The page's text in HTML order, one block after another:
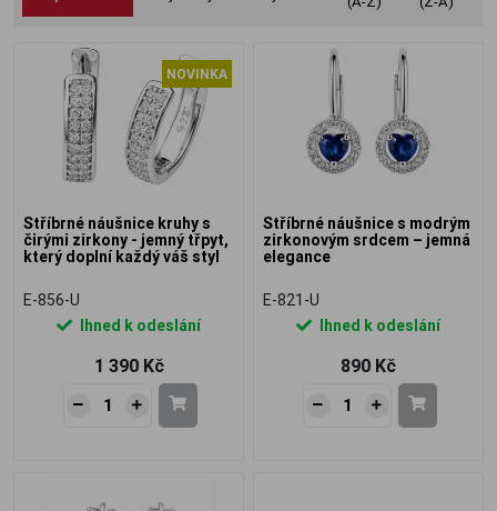
NOVINKA
Stříbrné náušnice kruhy s
čirými zirkony - jemný třpyt,
který doplní každý váš styl
E-856-U
Ihned k odeslání
1 390 Kč
Stříbrné náušnice s modrým
zirkonovým srdcem – jemná
elegance
E-821-U
Ihned k odeslání
890 Kč